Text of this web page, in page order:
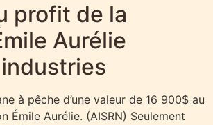
profit de la
Aurélie
à pêche d’une valeur de 16 900$ au
Émile Aurélie. (AISRN) Seulement